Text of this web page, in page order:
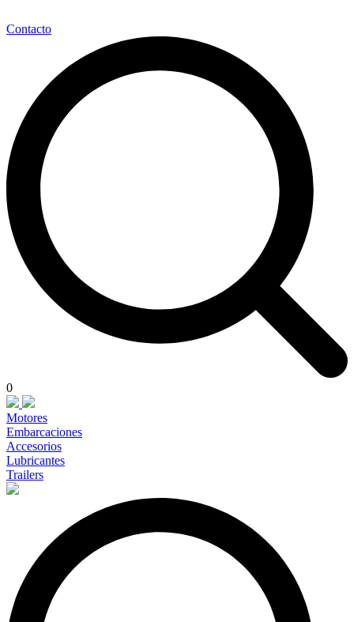
Contacto
0
Motores
Embarcaciones
Accesorios
Lubricantes
Trailers